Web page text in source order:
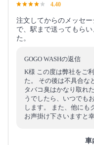
4.40
注文してからのメッセ
で、駅まで送ってもら
た。
GOGO WASHの返信
K様 この度は弊社をご
た。 その後は不具合な
タバコ臭はかなり取れ
うでしたら、いつでも
します。 また、他にも
お声掛け下さいますと
車